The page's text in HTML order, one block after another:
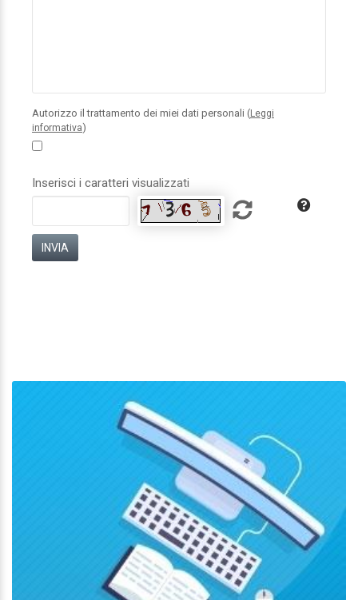
Autorizzo il trattamento dei miei dati personali (Leggi
informativa)
Inserisci i caratteri visualizzati